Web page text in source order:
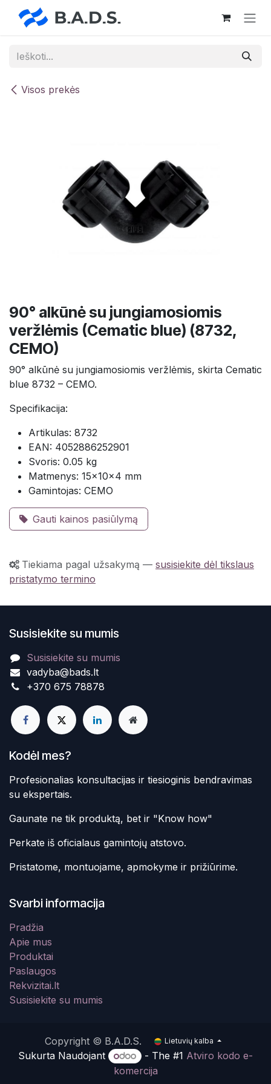
Skip to Content
Visos prekės
90° alkūnė su jungiamosiomis
veržlėmis (Cematic blue) (8732,
CEMO)
90° alkūnė su jungiamosiomis veržlėmis, skirta Cematic
blue 8732 – CEMO.
Specifikacija:
Artikulas: 8732
EAN: 4052886252901
Svoris: 0.05 kg
Matmenys: 15×10×4 mm
Gamintojas: CEMO
Gauti kainos pasiūlymą
Tiekiama pagal užsakymą — susisiekite dėl tikslaus
pristatymo termino
Susisiekite su mumis
Susisiekite su mumis
vadyba@bads.lt
+370 675 78878
Kodėl mes?
Profesionalias konsultacijas ir tiesioginis bendravimas
su ekspertais.
Gaunate ne tik produktą, bet ir "Know how"
Perkate iš oficialaus gamintojų atstovo.
Pristatome, montuojame, apmokyme ir prižiūrime.
Svarbi informacija
Pradžia
Apie mus
Produktai
Paslaugos
Rekvizitai.lt
Susisiekite su mumis
Copyright © B.A.D.S. Lietuvių kalba
Sukurta Naudojant - The #1 Atviro kodo e-
komercija